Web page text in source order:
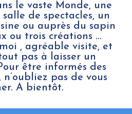
le vaste Monde, une
de spectacles, un
ou auprès du sapin
ou trois créations …
, agréable visite, et
pas à laisser un
être informés des
pas de vous
A bientôt.